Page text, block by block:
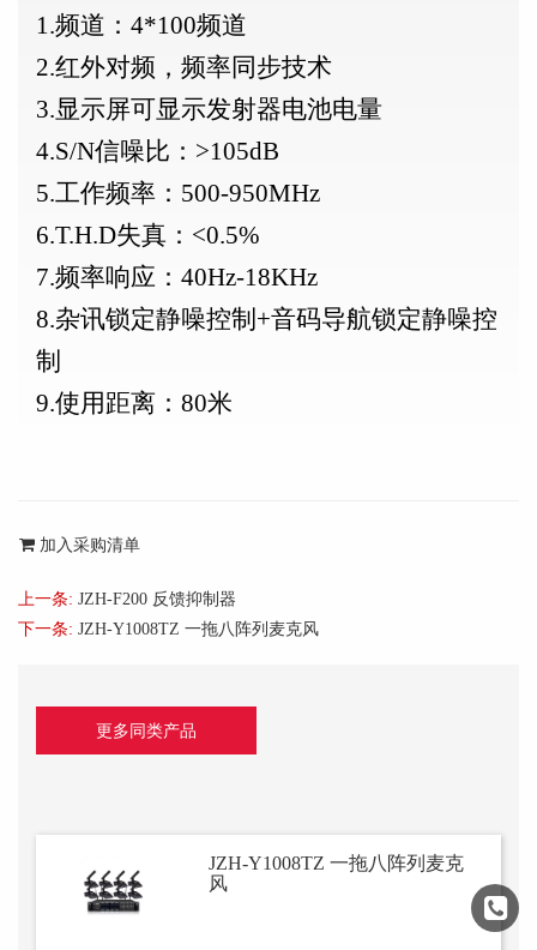
1.频道：4*100频道
2.红外对频，频率同步技术
3.显示屏可显示发射器电池电量
4.S/N信噪比：>105dB
5.工作频率：500-950MHz
6.T.H.D失真：<0.5%
7.频率响应：40Hz-18KHz
8.杂讯锁定静噪控制+音码导航锁定静噪控
制
9.使用距离：80米
加入采购清单
上一条: JZH-F200 反馈抑制器
下一条: JZH-Y1008TZ 一拖八阵列麦克风
更多同类产品
JZH-Y1008TZ 一拖八阵列麦克
风